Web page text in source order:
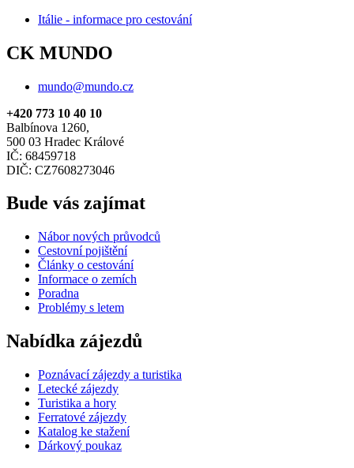
Itálie - informace pro cestování
CK MUNDO
mundo@mundo.cz
+420 773 10 40 10
Balbínova 1260,
500 03 Hradec Králové
IČ: 68459718
DIČ: CZ7608273046
Bude vás zajímat
Nábor nových průvodců
Cestovní pojištění
Články o cestování
Informace o zemích
Poradna
Problémy s letem
Nabídka zájezdů
Poznávací zájezdy a turistika
Letecké zájezdy
Turistika a hory
Ferratové zájezdy
Katalog ke stažení
Dárkový poukaz